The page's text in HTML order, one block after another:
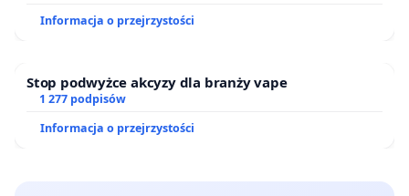
Informacja o przejrzystości
Stop podwyżce akcyzy dla branży vape
1 277 podpisów
Informacja o przejrzystości